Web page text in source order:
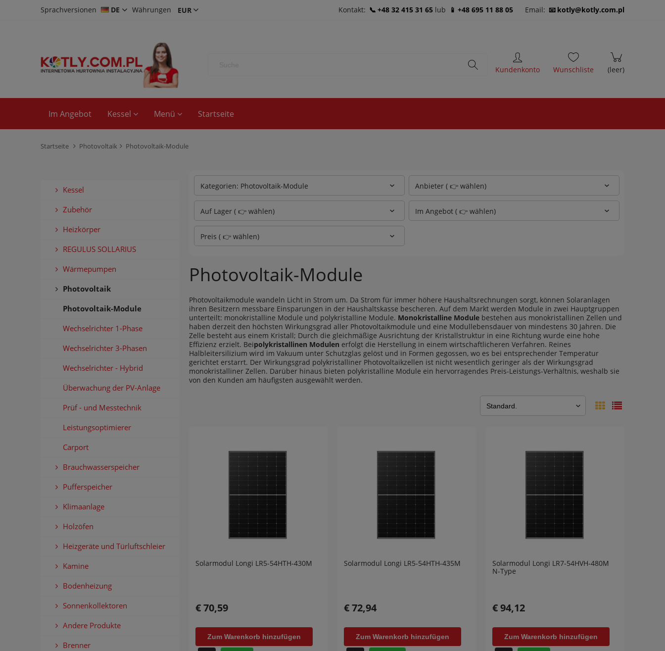
Sprachversionen
DE Währungen Kontakt: +48 32 415 31 65 lub +48 695 11 88 05 Email: kotly@kotly.com.pl
Im Angebot Kessel Menü Startseite
Startseite Photovoltaik Photovoltaik-Module
Kessel
Zubehör
Heizkörper
REGULUS SOLLARIUS
Wärmepumpen
Photovoltaik
Photovoltaik-Module
Wechselrichter 1-Phase
Wechselrichter 3-Phasen
Wechselrichter - Hybrid
Überwachung der PV-Anlage
Prüf - und Messtechnik
Leistungsoptimierer
Carport
Brauchwasserspeicher
Pufferspeicher
Klimaanlage
Holzöfen
Heizgeräte und Türluftschleier
Kamine
Bodenheizung
Sonnenkollektoren
Andere Produkte
Brenner
Kategorien: Photovoltaik-Module Anbieter ( 👉 wählen)
Auf Lager ( 👉 wählen)
Preis ( 👉 wählen)
Im Angebot ( 👉 wählen)
Photovoltaik-Module
Photovoltaikmodule wandeln Licht in Strom um. Da Strom für immer höhere Haushaltsrechnungen sorgt, können Solaranlagen
ihren Besitzern messbare Einsparungen in der Haushaltskasse bescheren. Auf dem Markt werden Module in zwei Hauptgruppen
unterteilt: monokristalline Module und polykristalline Module. Monokristalline Module bestehen aus monokristallinen Zellen und
haben derzeit den höchsten Wirkungsgrad aller Photovoltaikmodule und eine Modullebensdauer von mindestens 30 Jahren. Die
Zelle besteht aus einem Kristall; Durch die gleichmäßige Ausrichtung der Kristallstruktur in eine Richtung wurde eine hohe
Effizienz erzielt. Beipolykristallinen Modulen erfolgt die Herstellung in einem wirtschaftlicheren Verfahren. Reines
Halbleitersilizium wird im Vakuum unter Schutzglas gelöst und in Formen gegossen, wo es bei entsprechender Temperatur
gerichtet erstarrt. Der Wirkungsgrad polykristalliner Photovoltaikzellen ist nicht wesentlich geringer als der Wirkungsgrad
monokristalliner Zellen. Darüber hinaus bieten polykristalline Module ein hervorragendes Preis-Leistungs-Verhältnis, weshalb sie
von den Kunden am häufigsten ausgewählt werden.
Solarmodul Longi LR5-54HTH-430M
€ 70,59
Zum Warenkorb hinzufügen
Solarmodul Longi LR5-54HTH-435M
€ 72,94
Zum Warenkorb hinzufügen
Solarmodul Longi LR7-54HVH-480M
N-Type
€ 94,12
Zum Warenkorb hinzufügen